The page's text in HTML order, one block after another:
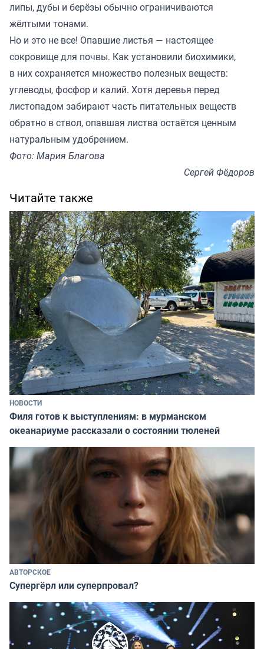
липы, дубы и берёзы обычно ограничиваются
жёлтыми тонами.
Но и это не все! Опавшие листья — настоящее
сокровище для почвы. Как установили биохимики,
в них сохраняется множество полезных веществ:
углеводы, фосфор и калий. Хотя деревья перед
листопадом забирают часть питательных веществ
обратно в ствол, опавшая листва остаётся ценным
натуральным удобрением.
Фото: Мария Благова
Сергей Фёдоров
Читайте также
НОВОСТИ
Филя готов к выступлениям: в мурманском
океанариуме рассказали о состоянии тюленей
АВТОРСКОЕ
Супергёрл или суперпровал?